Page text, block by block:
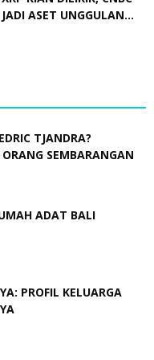
ASET UNGGULAN...
TJANDRA?
SEMBARANGAN
ADAT BALI
PROFIL KELUARGA